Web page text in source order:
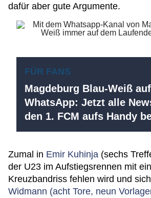
dafür aber gute Argumente.
FÜR FANS
Magdeburg Blau-Weiß auf
WhatsApp: Jetzt alle
den 1. FCM aufs Handy
Zumal in Emir Kuhinja (sechs
der U23 im Aufstiegsrennen mit
Kreuzbandriss fehlen wird und
Widmann (acht Tore, neun